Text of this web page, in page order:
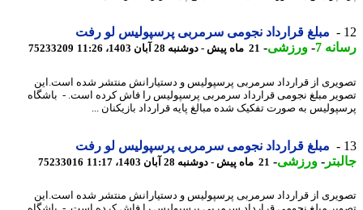
مبلغ قرارداد نجومی سرمربی پرسپولیس لو رفت
7
-ورزشی-21 ماه پیش - دوشنبه 28 آبان 1403، 11:26 75233209
از قرارداد سرمربی پرسپولیس و دستیارانش منتشر شده است.این
مبلغ نجومی قرارداد سرمربی پرسپولیس را فاش کرده است. - باشگاه
به صورت تفکیک شده مبالغ پایه قرارداد بازیکنان ...
مبلغ قرارداد نجومی سرمربی پرسپولیس لو رفت
-ورزشی-21 ماه پیش - دوشنبه 28 آبان 1403، 11:17 75233016
از قرارداد سرمربی پرسپولیس و دستیارانش منتشر شده است.این